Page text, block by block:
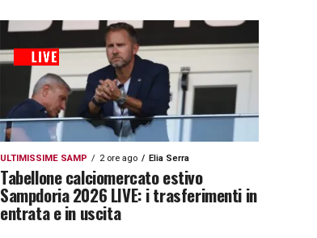
ULTIMISSIME SAMP 2 ore ago Elia Serra
Tabellone calciomercato estivo
Sampdoria 2026 LIVE: i trasferimenti in
entrata e in uscita